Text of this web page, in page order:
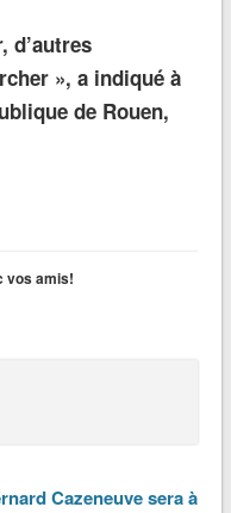
d’autres
», a indiqué à
de Rouen,
vos amis!
Cazeneuve sera à